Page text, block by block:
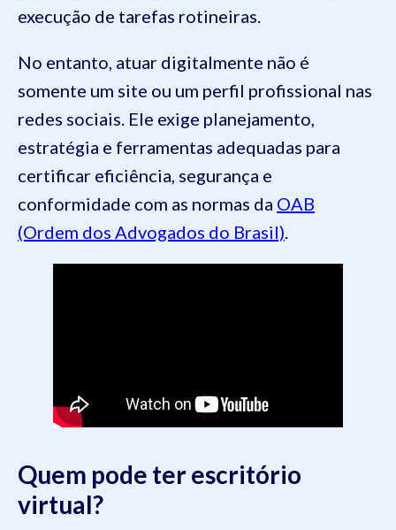
execução de tarefas rotineiras.
No entanto, atuar digitalmente não é
somente um site ou um perfil profissional nas
redes sociais. Ele exige planejamento,
estratégia e ferramentas adequadas para
certificar eficiência, segurança e
conformidade com as normas da OAB
(Ordem dos Advogados do Brasil).
Quem pode ter escritório
virtual?